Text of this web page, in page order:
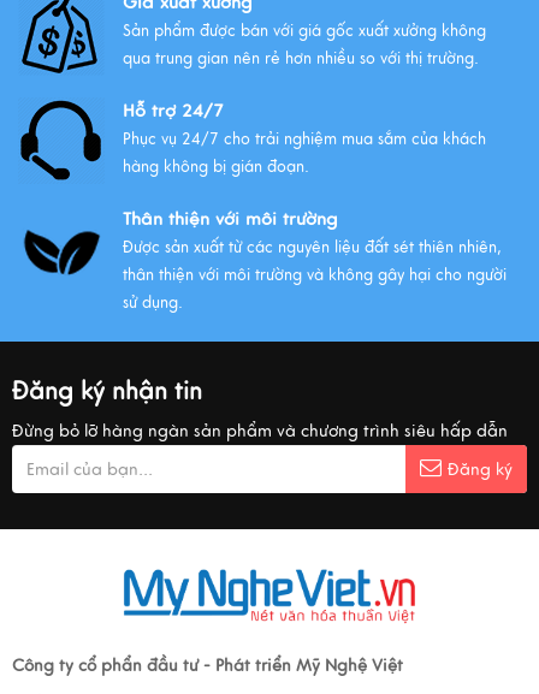
Sản phẩm được bán với giá gốc xuất xưởng không
qua trung gian nên rẻ hơn nhiều so với thị trường.
Hỗ trợ 24/7
Phục vụ 24/7 cho trải nghiệm mua sắm của khách
hàng không bị gián đoạn.
Thân thiện với môi trường
Được sản xuất từ các nguyên liệu đất sét thiên nhiên,
thân thiện với môi trường và không gây hại cho người
sử dụng.
Đăng ký nhận tin
Đừng bỏ lỡ hàng ngàn sản phẩm và chương trình siêu hấp dẫn
Đăng ký
Công ty cổ phẩn đầu tư - Phát triển Mỹ Nghệ Việt